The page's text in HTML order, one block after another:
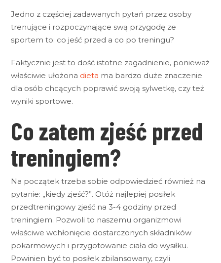
Jedno z częściej zadawanych pytań przez osoby
trenujące i rozpoczynające swą przygodę ze
sportem to: co jeść przed a co po treningu?
Faktycznie jest to dość istotne zagadnienie, ponieważ
właściwie ułożona dieta ma bardzo duże znaczenie
dla osób chcących poprawić swoją sylwetkę, czy też
wyniki sportowe.
Co zatem zjeść przed
treningiem?
Na początek trzeba sobie odpowiedzieć również na
pytanie: „kiedy zjeść?”. Otóż najlepiej posiłek
przedtreningowy zjeść na 3-4 godziny przed
treningiem. Pozwoli to naszemu organizmowi
właściwe wchłonięcie dostarczonych składników
pokarmowych i przygotowanie ciała do wysiłku.
Powinien być to posiłek zbilansowany, czyli